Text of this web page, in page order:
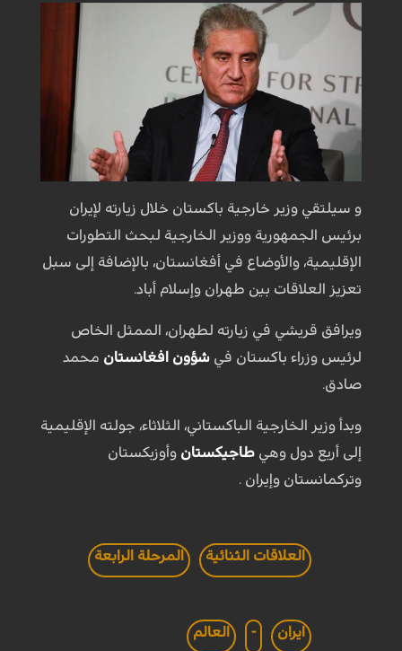
و سيلتقي وزير خارجية باكستان خلال زيارته لإيران
برئيس الجمهورية ووزير الخارجية لبحث التطورات
الإقليمية، والأوضاع في أفغانستان، بالإضافة إلى سبل
تعزيز العلاقات بين طهران وإسلام أباد.
ويرافق قريشي في زيارته لطهران، الممثل الخاص
لرئيس وزراء باكستان في شؤون افغانستان محمد
صادق.
وبدأ وزير الخارجية الباكستاني، الثلاثاء، جولته الإقليمية
إلى أربع دول وهي طاجيكستان وأوزبكستان
وتركمانستان وإيران .
العلاقات الثنائية المرحلة الرابعة
ايران - العالم